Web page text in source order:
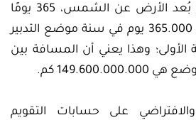
149.600.000 كم وهو بُعد الأرض عن الشمس، 365 يومًا
في السنة على الأرض، 365.000 يوم في سنة موضع التدبير
وهذا يعني أن المسافة بين
كم.
على حسابات التقويم